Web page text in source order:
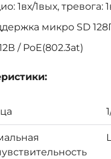
1вх/1вых, тревога:
микро SD
/ PoE(802.3at)